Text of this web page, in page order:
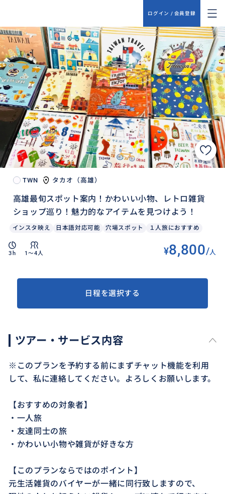
ログイン / 会員登録
TWN タカオ（高雄）
高雄最旬スポット案内！かわいい小物、レトロ雑貨
ショップ巡り！魅力的なアイテムを見つけよう！
インスタ映え 日本語対応可能 穴場スポット １人旅におすすめ
3h 1〜4人 ¥8,800/人
日程を選択する
ツアー・サービス内容
※このプランを予約する前にまずチャット機能を利用
して、私に連絡してください。よろしくお願いします。
【おすすめの対象者】
・一人旅
・友達同士の旅
・かわいい小物や雑貨が好きな方
【このプランならではのポイント】
元生活雑貨のバイヤーが一緒に同行致しますので、